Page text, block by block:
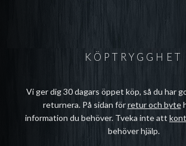
KÖPTRYGGHET
Vi ger dig 30 dagars öppet köp, så du har
returnera. På sidan förretur och byte
information du behöver. Tveka inte att
behöver hjälp.